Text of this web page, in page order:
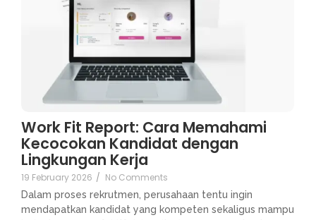
Work Fit Report: Cara Memahami
Kecocokan Kandidat dengan
Lingkungan Kerja
19 February 2026 / No Comments
Dalam proses rekrutmen, perusahaan tentu ingin
mendapatkan kandidat yang kompeten sekaligus mampu